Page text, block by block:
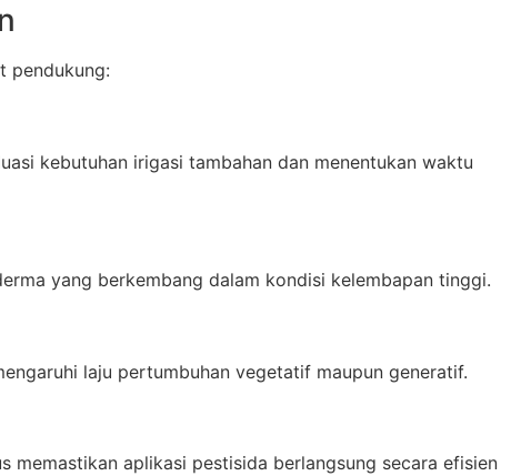
pendukung:
kebutuhan irigasi tambahan dan menentukan waktu
yang berkembang dalam kondisi kelembapan tinggi.
laju pertumbuhan vegetatif maupun generatif.
memastikan aplikasi pestisida berlangsung secara efisien